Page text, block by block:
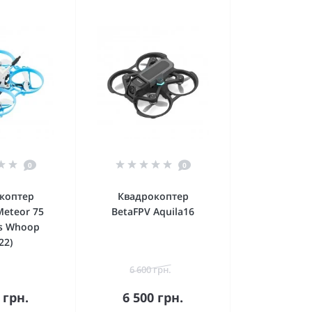
0
75
Whoop
0
Квадрокоптер
BetaFPV Aquila16
6 600 грн.
6 500 грн.